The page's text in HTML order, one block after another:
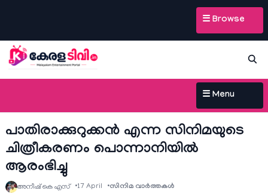
☰ Browse
☰ Menu
പാതിരാക്കുറുക്കൻ എന്ന സിനിമയുടെ
ചിത്രീകരണം പൊന്നാനിയിൽ
ആരംഭിച്ചു
അനീഷ്‌ കെ എസ് 17 April സിനിമ വാര്‍ത്തകള്‍